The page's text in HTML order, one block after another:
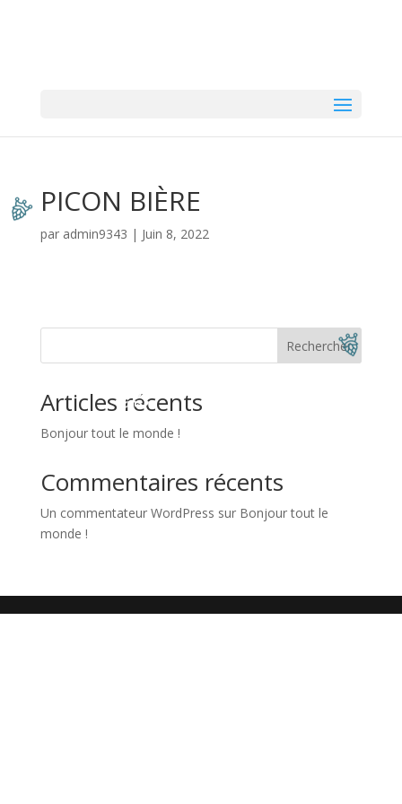
PICON BIÈRE
par admin9343 | Juin 8, 2022
Rechercher
Articles récents
Bonjour tout le monde !
Commentaires récents
Un commentateur WordPress sur Bonjour tout le
monde !